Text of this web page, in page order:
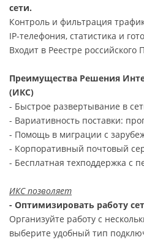
сети.
Контроль и фильтрация
IP-телефония, статистика и
Входит в Реестре
Преимущества Решения
(ИКС)
- Быстрое развертывание в
- Вариативность поставки:
- Помощь в миграции с
- Корпоративный почтовый
- Бесплатная техподдержка с
ИКС позволяет
- Оптимизировать работу
Организуйте работу с
выберите удобный тип